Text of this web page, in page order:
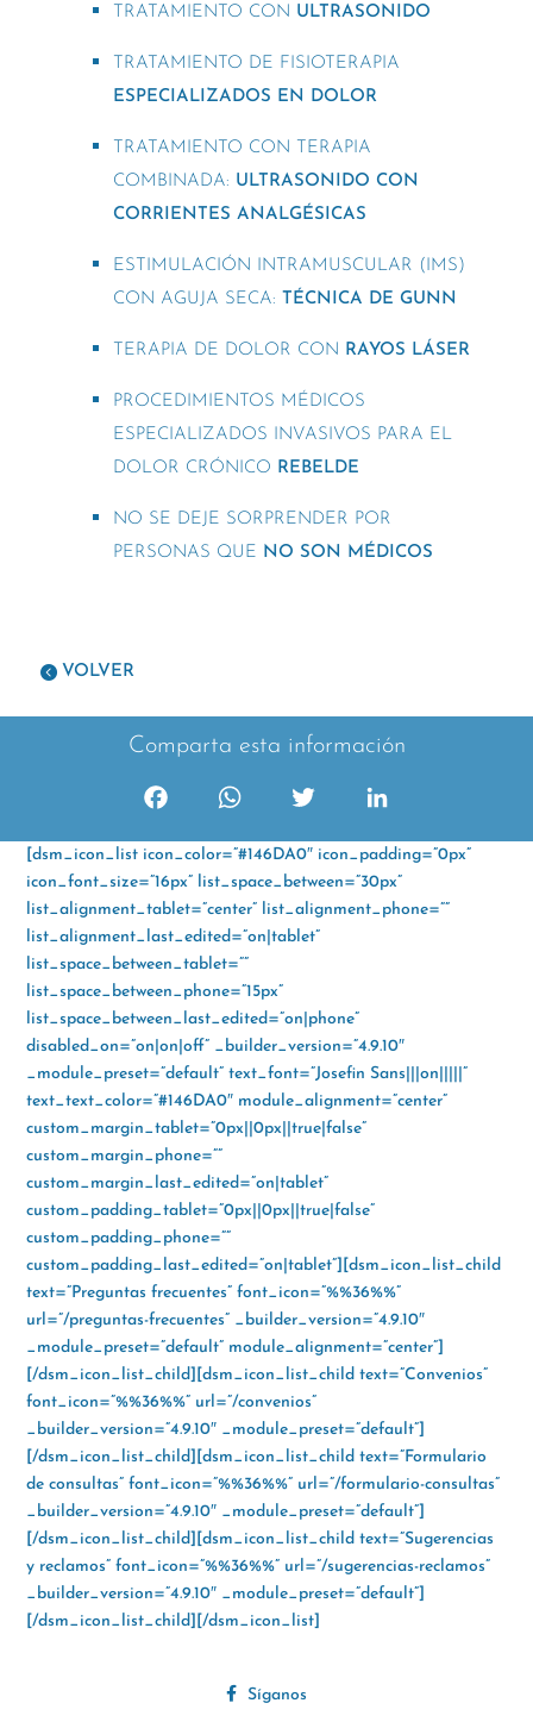
TRATAMIENTO CON ULTRASONIDO
TRATAMIENTO DE FISIOTERAPIA
ESPECIALIZADOS EN DOLOR
TRATAMIENTO CON TERAPIA
COMBINADA: ULTRASONIDO CON
CORRIENTES ANALGÉSICAS
ESTIMULACIÓN INTRAMUSCULAR (IMS)
CON AGUJA SECA: TÉCNICA DE GUNN
TERAPIA DE DOLOR CON RAYOS LÁSER
PROCEDIMIENTOS MÉDICOS
ESPECIALIZADOS INVASIVOS PARA EL
DOLOR CRÓNICO REBELDE
NO SE DEJE SORPRENDER POR
PERSONAS QUE NO SON MÉDICOS
VOLVER
Comparta esta información
c
e
b
a
t
s
p
p
i
t
t
n
k
e
[dsm_icon_list icon_color=”#146DA0″ icon_padding=”0px”
icon_font_size=”16px” list_space_between=”30px”
list_alignment_tablet=”center” list_alignment_phone=””
list_alignment_last_edited=”on|tablet”
list_space_between_tablet=””
list_space_between_phone=”15px”
list_space_between_last_edited=”on|phone”
disabled_on=”on|on|off” _builder_version=”4.9.10″
_module_preset=”default” text_font=”Josefin Sans|||on|||||”
text_text_color=”#146DA0″ module_alignment=”center”
custom_margin_tablet=”0px||0px||true|false”
custom_margin_phone=””
custom_margin_last_edited=”on|tablet”
custom_padding_tablet=”0px||0px||true|false”
custom_padding_phone=””
custom_padding_last_edited=”on|tablet”][dsm_icon_list_child
text=”Preguntas frecuentes” font_icon=”%%36%%”
url=”/preguntas-frecuentes” _builder_version=”4.9.10″
_module_preset=”default” module_alignment=”center”]
[/dsm_icon_list_child][dsm_icon_list_child text=”Convenios”
font_icon=”%%36%%” url=”/convenios”
_builder_version=”4.9.10″ _module_preset=”default”]
[/dsm_icon_list_child][dsm_icon_list_child text=”Formulario
de consultas” font_icon=”%%36%%” url=”/formulario-consultas”
_builder_version=”4.9.10″ _module_preset=”default”]
[/dsm_icon_list_child][dsm_icon_list_child text=”Sugerencias
y reclamos” font_icon=”%%36%%” url=”/sugerencias-reclamos”
_builder_version=”4.9.10″ _module_preset=”default”]
[/dsm_icon_list_child][/dsm_icon_list]
Síganos